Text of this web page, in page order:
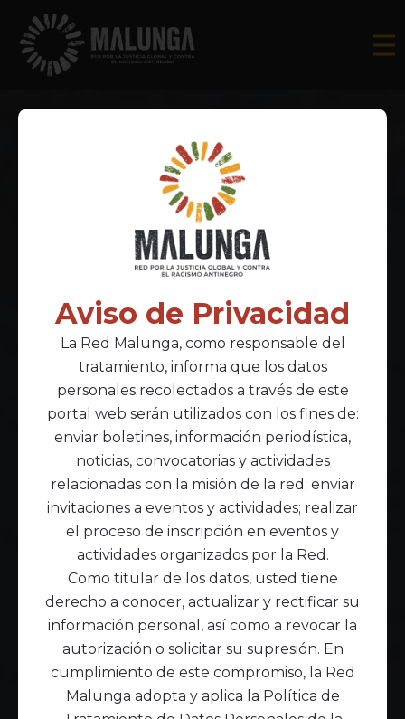
Aviso de Privacidad
La Red Malunga, como responsable del
tratamiento, informa que los datos
personales recolectados a través de este
portal web serán utilizados con los fines de:
enviar boletines, información periodística,
noticias, convocatorias y actividades
relacionadas con la misión de la red; enviar
invitaciones a eventos y actividades; realizar
el proceso de inscripción en eventos y
actividades organizados por la Red.
Como titular de los datos, usted tiene
derecho a conocer, actualizar y rectificar su
información personal, así como a revocar la
autorización o solicitar su supresión. En
cumplimiento de este compromiso, la Red
Malunga adopta y aplica la Política de